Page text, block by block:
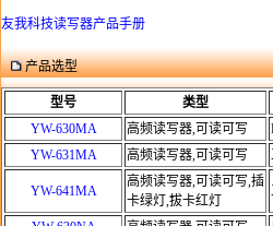
友我科技读写器产品手册
产品选型
型号
类型
YW-630MA
高频读写器,可读可写
YW-631MA
高频读写器,可读可写
YW-641MA
高频读写器,可读可写,插
卡绿灯,拔卡红灯